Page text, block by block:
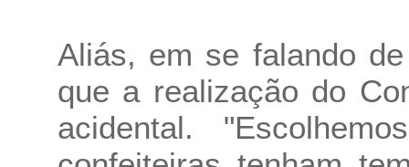
Aliás, em se falando
que a realização do
acidental.